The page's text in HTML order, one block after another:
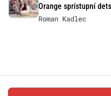
Orange sprístupní
Roman Kadlec